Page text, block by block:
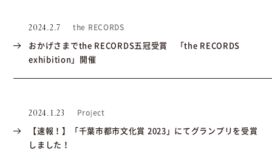
2024.2.7 the RECORDS
おかげさまでthe RECORDS五冠受賞 「the RECORDS
exhibition」開催
2024.1.23 Project
【速報！】「千葉市都市文化賞 2023」にてグランプリを受賞
しました！